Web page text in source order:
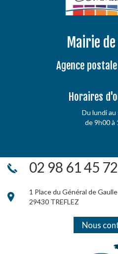
Mairie
Agence
Horaires
Du lundi au
de 9h00 à
02 98 61 45 72
1 Place du Général de Gaulle
29430 TREFLEZ
Nous